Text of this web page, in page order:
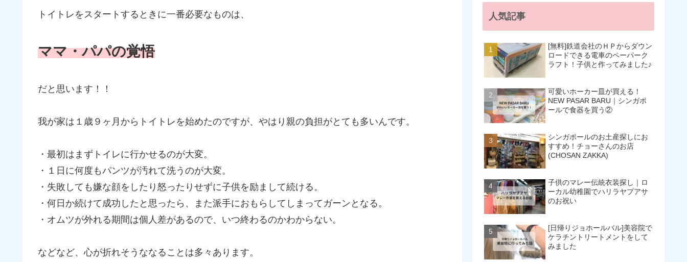
トイトレをスタートするときに一番必要なものは、
ママ・パパの覚悟
だと思います！！
我が家は１歳９ヶ月からトイトレを始めたのですが、やはり親の負担がとても多いんです。
・最初はまずトイレに行かせるのが大変。
・１日に何度もパンツが汚れて洗うのが大変。
・失敗しても嫌な顔をしたり怒ったりせずに子供を励まして続ける。
・何日か続けて成功したと思ったら、また派手におもらしてしまってガーンとなる。
・オムツが外れる期間は個人差があるので、いつ終わるのかわからない。
などなど、心が折れそうななることは多々あります。
人気記事
[無料]鉄道会社のＨＰからダウン
ロードできる電車のペーパーク
ラフト！子供と作ってみました♪
可愛いホーカー皿が買える！
NEW PASAR BARU｜シンガポ
ールで食器を買う②
シンガポールのお土産探しにお
すすめ！チョーさんのお店
(CHOSAN ZAKKA)
子供のマレー伝統衣装探し｜ロ
ーカル幼稚園でハリラヤプアサ
のお祝い
[日帰りジョホールバル]美容院で
ケラチントリートメントをして
みました